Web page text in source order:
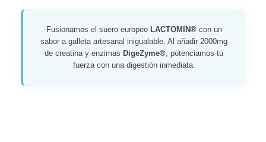
Fusionamos el suero europeo LACTOMIN®con un
sabor a galleta artesanal inigualable. Al añadir 2000mg
de creatina y enzimas DigeZyme®, potenciamos tu
fuerza con una digestión inmediata.